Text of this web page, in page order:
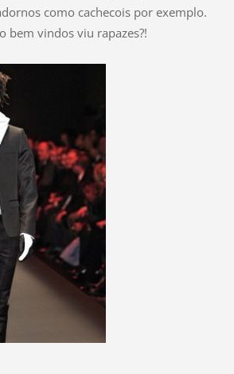
como cachecois por exemplo.
bem vindos viu rapazes?!